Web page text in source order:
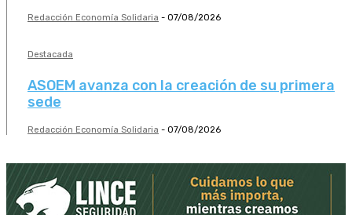
Redacción Economía Solidaria - 07/08/2026
Destacada
ASOEM avanza con la creación de su primera
sede
Redacción Economía Solidaria - 07/08/2026